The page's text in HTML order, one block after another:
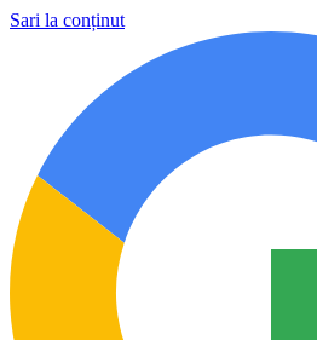
Sari la conținut